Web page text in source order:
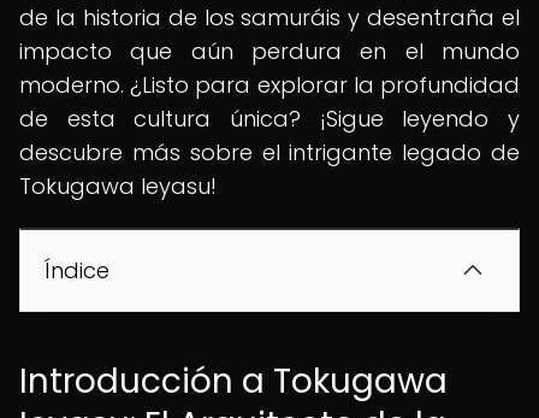
de la historia de los samuráis y desentraña el
impacto que aún perdura en el mundo
moderno. ¿Listo para explorar la profundidad
de esta cultura única? ¡Sigue leyendo y
descubre más sobre el intrigante legado de
Tokugawa Ieyasu!
Índice
Introducción a Tokugawa